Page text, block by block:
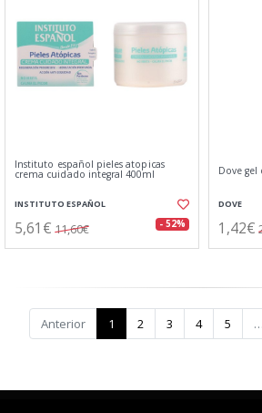
Instituto español pieles atopicas
crema cuidado integral 400ml
INSTITUTO ESPAÑOL
5,61€ 11,60€ - 52%
Dove
DOVE
1,42€
Anterior 1 2 3 4 5 …